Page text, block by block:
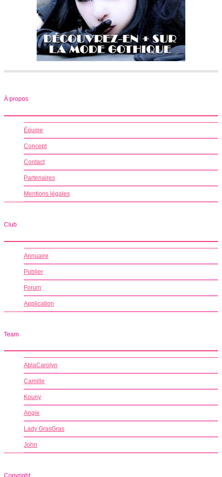
À propos
Équipe
Concept
Contact
Partenaires
Mentions légales
Club
Annuaire
Publier
Forum
Application
Team
AblaCarolyn
Camille
Kouny
Angie
Lady GrasGras
John